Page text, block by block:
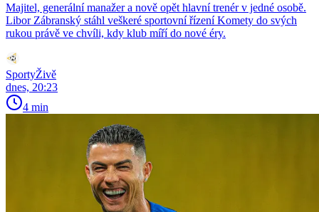
Majitel, generální manažer a nově opět hlavní trenér v jedné osobě.
Libor Zábranský stáhl veškeré sportovní řízení Komety do svých
rukou právě ve chvíli, kdy klub míří do nové éry.
SportyŽivě
dnes, 20:23
4 min